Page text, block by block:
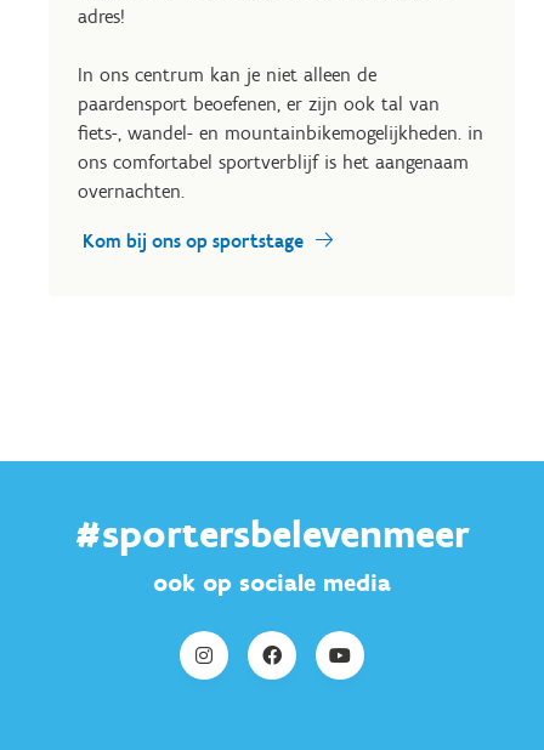
adres!
In ons centrum kan je niet alleen de
paardensport beoefenen, er zijn ook tal van
fiets-, wandel- en mountainbikemogelijkheden. in
ons comfortabel sportverblijf is het aangenaam
overnachten.
Kom bij ons op sportstage
#sportersbelevenmeer
ook op sociale media